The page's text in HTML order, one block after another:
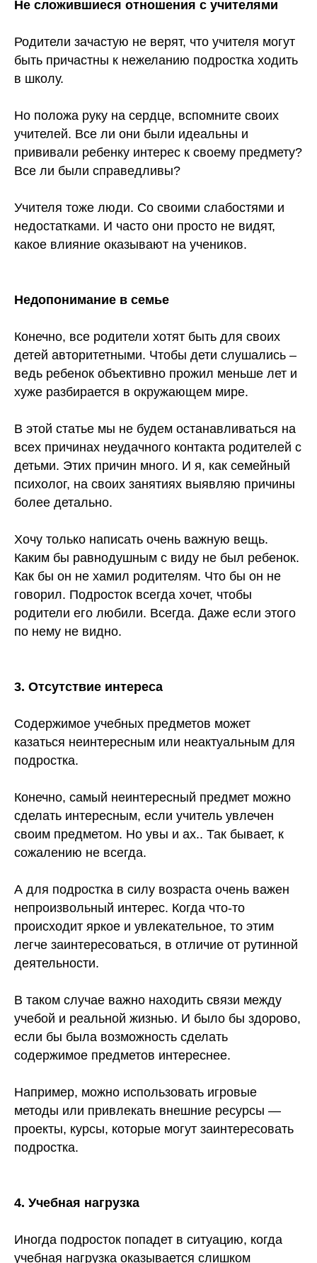
Не сложившиеся отношения с учителями
Родители зачастую не верят, что учителя могут
быть причастны к нежеланию подростка ходить
в школу.
Но положа руку на сердце, вспомните своих
учителей. Все ли они были идеальны и
прививали ребенку интерес к своему предмету?
Все ли были справедливы?
Учителя тоже люди. Со своими слабостями и
недостатками. И часто они просто не видят,
какое влияние оказывают на учеников.
Недопонимание в семье
Конечно, все родители хотят быть для своих
детей авторитетными. Чтобы дети слушались –
ведь ребенок объективно прожил меньше лет и
хуже разбирается в окружающем мире.
В этой статье мы не будем останавливаться на
всех причинах неудачного контакта родителей с
детьми. Этих причин много. И я, как семейный
психолог, на своих занятиях выявляю причины
более детально.
Хочу только написать очень важную вещь.
Каким бы равнодушным с виду не был ребенок.
Как бы он не хамил родителям. Что бы он не
говорил. Подросток всегда хочет, чтобы
родители его любили. Всегда. Даже если этого
по нему не видно.
3. Отсутствие интереса
Содержимое учебных предметов может
казаться неинтересным или неактуальным для
подростка.
Конечно, самый неинтересный предмет можно
сделать интересным, если учитель увлечен
своим предметом. Но увы и ах.. Так бывает, к
сожалению не всегда.
А для подростка в силу возраста очень важен
непроизвольный интерес. Когда что-то
происходит яркое и увлекательное, то этим
легче заинтересоваться, в отличие от рутинной
деятельности.
В таком случае важно находить связи между
учебой и реальной жизнью. И было бы здорово,
если бы была возможность сделать
содержимое предметов интереснее.
Например, можно использовать игровые
методы или привлекать внешние ресурсы —
проекты, курсы, которые могут заинтересовать
подростка.
4. Учебная нагрузка
Иногда подросток попадет в ситуацию, когда
учебная нагрузка оказывается слишком